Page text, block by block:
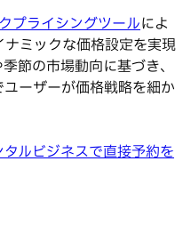
プライシングツールによ
ミックな価格設定を実現
節の市場動向に基づき、
ーザーが価格戦略を細か
ルビジネスで直接予約を